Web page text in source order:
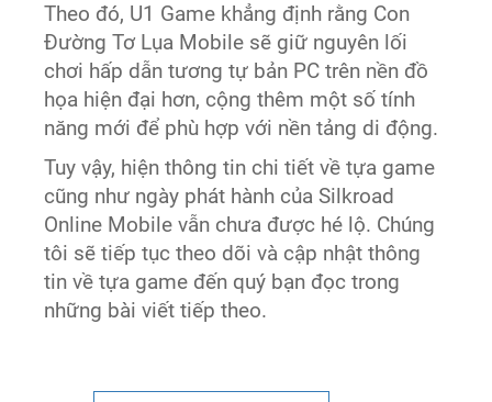
Theo đó, U1 Game khẳng định rằng Con
Đường Tơ Lụa Mobile sẽ giữ nguyên lối
chơi hấp dẫn tương tự bản PC trên nền đồ
họa hiện đại hơn, cộng thêm một số tính
năng mới để phù hợp với nền tảng di động.
Tuy vậy, hiện thông tin chi tiết về tựa game
cũng như ngày phát hành của Silkroad
Online Mobile vẫn chưa được hé lộ. Chúng
tôi sẽ tiếp tục theo dõi và cập nhật thông
tin về tựa game đến quý bạn đọc trong
những bài viết tiếp theo.